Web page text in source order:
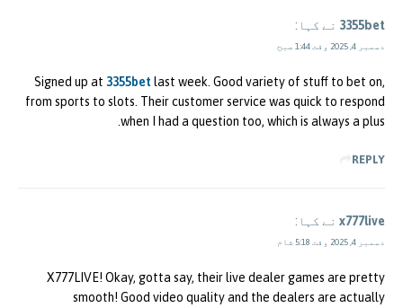
3355bet نے کہا:
دسمبر 4, 2025 وقت 1:44 صبح
Signed up at 3355bet last week. Good variety of stuff to bet on,
from sports to slots. Their customer service was quick to respond
when I had a question too, which is always a plus.
REPLY
x777live نے کہا:
دسمبر 4, 2025 وقت 5:18 شام
X777LIVE! Okay, gotta say, their live dealer games are pretty
smooth! Good video quality and the dealers are actually